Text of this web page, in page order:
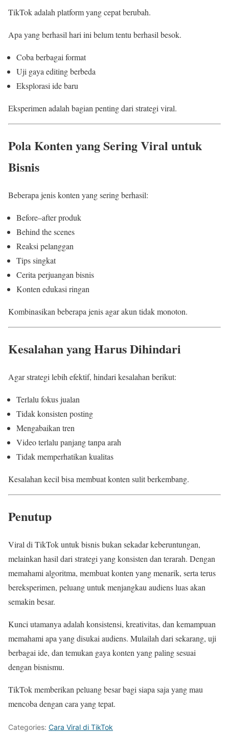
TikTok adalah platform yang cepat berubah.
Apa yang berhasil hari ini belum tentu berhasil besok.
Coba berbagai format
Uji gaya editing berbeda
Eksplorasi ide baru
Eksperimen adalah bagian penting dari strategi viral.
Pola Konten yang Sering Viral untuk
Bisnis
Beberapa jenis konten yang sering berhasil:
Before–after produk
Behind the scenes
Reaksi pelanggan
Tips singkat
Cerita perjuangan bisnis
Konten edukasi ringan
Kombinasikan beberapa jenis agar akun tidak monoton.
Kesalahan yang Harus Dihindari
Agar strategi lebih efektif, hindari kesalahan berikut:
Terlalu fokus jualan
Tidak konsisten posting
Mengabaikan tren
Video terlalu panjang tanpa arah
Tidak memperhatikan kualitas
Kesalahan kecil bisa membuat konten sulit berkembang.
Penutup
Viral di TikTok untuk bisnis bukan sekadar keberuntungan,
melainkan hasil dari strategi yang konsisten dan terarah. Dengan
memahami algoritma, membuat konten yang menarik, serta terus
bereksperimen, peluang untuk menjangkau audiens luas akan
semakin besar.
Kunci utamanya adalah konsistensi, kreativitas, dan kemampuan
memahami apa yang disukai audiens. Mulailah dari sekarang, uji
berbagai ide, dan temukan gaya konten yang paling sesuai
dengan bisnismu.
TikTok memberikan peluang besar bagi siapa saja yang mau
mencoba dengan cara yang tepat.
Categories: Cara Viral di TikTok